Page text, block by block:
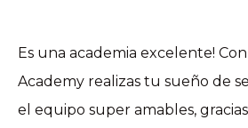
Es una academia excelente!
Academy realizas tu sueño de
el equipo super amables,